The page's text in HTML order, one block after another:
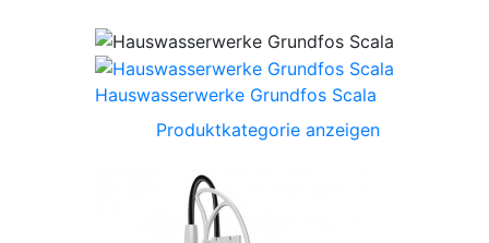
Hauswasserwerke Grundfos Scala
Produktkategorie anzeigen